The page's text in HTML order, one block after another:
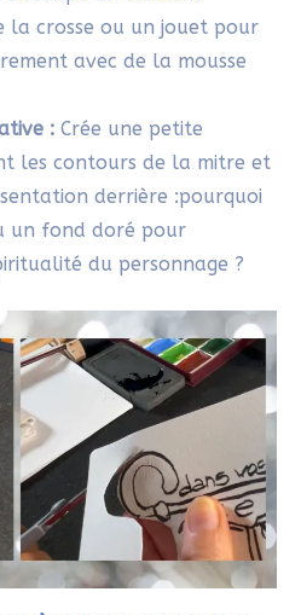
une teinte rouge vive pour
classique.
:
détails ou encore les
cadeaux autour de lui.
l’occidentale et tapote
blancs pour donner de la
surcharger la carte.
petites imperfections :
charme de l’etegami.
sèche, on découpe la
simples pour surprendre